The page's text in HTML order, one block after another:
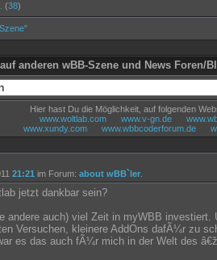
(38)
anderen wBB-Szene und News Foren/
Hier hast Du die Möglichkeit, auf folgenden
www.woltlab.com
www.v-gn.de
www.xundy.com
www.wbbcoderforum.de
21:21 im Forum: about wBB`ler
jetzt dankbar sein?
andere auch) viel Zeit in myWBB investiert.
Versuchen, kleinere AddOns dafÃ¼r zu
es das auch fÃ¼r mich in der Welt des